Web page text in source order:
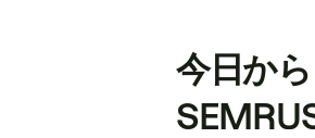
今日から